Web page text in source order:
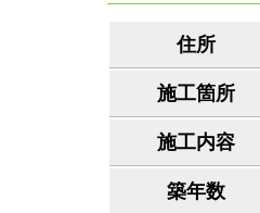
住所
施工箇所
施工内容
築年数